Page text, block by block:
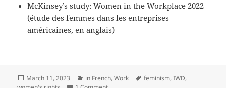
McKinsey’s study: Women in the Workplace 2022
(étude des femmes dans les entreprises
américaines, en anglais)
Posted
March 11, 2023 Categories
in French,Work Tags
feminism,IWD,